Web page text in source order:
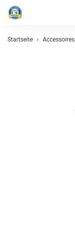
Startseite Accessoires